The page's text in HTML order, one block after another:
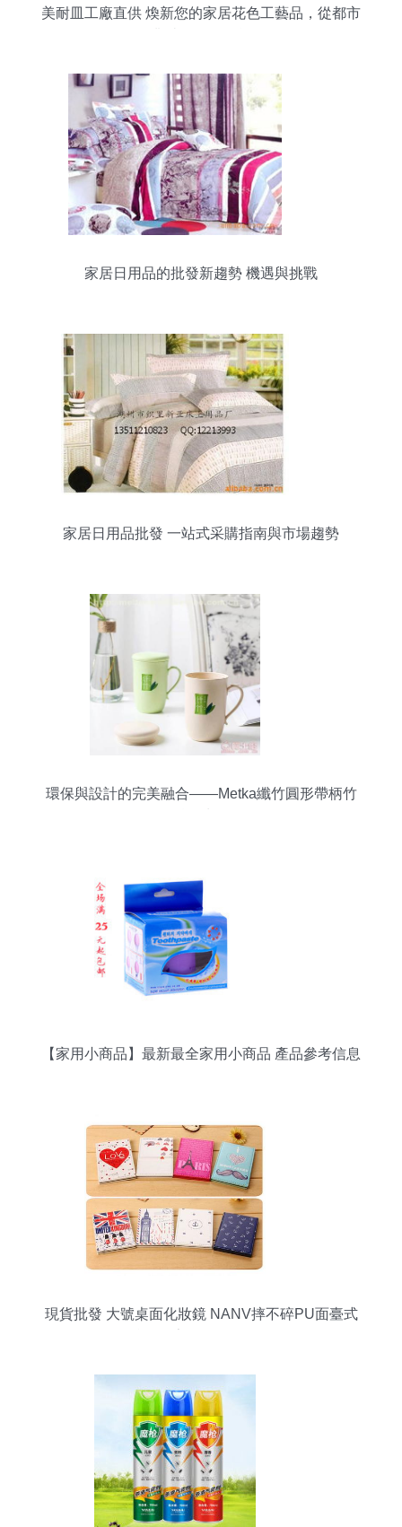
美耐皿工廠直供 煥新您的家居花色工藝品，從都市
家居日用品的批發新趨勢 機遇與挑戰
家居日用品批發 一站式采購指南與市場趨勢
環保與設計的完美融合——Metka纖竹圓形帶柄竹
【家用小商品】最新最全家用小商品 產品參考信息
現貨批發 大號桌面化妝鏡 NANV摔不碎PU面臺式